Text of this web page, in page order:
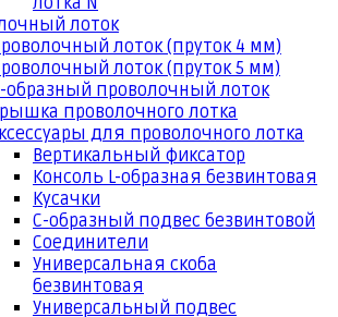
лоток
лоток (пруток 4 мм)
лоток (пруток 5 мм)
образный проволочный лоток
проволочного лотка
для проволочного лотка
Вертикальный фиксатор
Консоль L-образная безвинтовая
Кусачки
С-образный подвес безвинтовой
Соединители
Универсальная скоба
безвинтовая
Универсальный подвес